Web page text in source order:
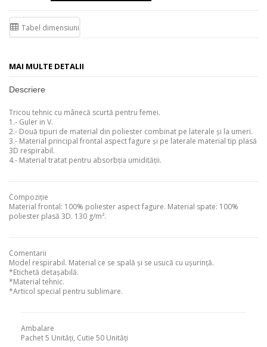
Tabel dimensiuni
MAI MULTE DETALII
Descriere
Tricou tehnic cu mânecă scurtă pentru femei.
1.- Guler in V.
2.- Două tipuri de material din poliester combinat pe laterale și la umeri.
3.- Material principal frontal aspect fagure și pe laterale material tip plasă
3D respirabil.
4.- Material tratat pentru absorbția umidității.
Compoziție
Material frontal: 100% poliester aspect fagure. Material spate: 100%
poliester plasă 3D. 130 g/m².
Comentarii
Model respirabil. Material ce se spală și se usucă cu ușurință.
*Etichetă detașabilă.
*Material tehnic.
*Articol special pentru sublimare.
Ambalare
Pachet5 Unități, Cutie 50 Unități